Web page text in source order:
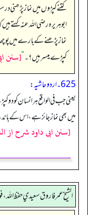
کتنے کپڑوں میں نماز
ابوہریرہ رضی اللہ عنہ کہتے
نماز پڑھنے کے بارے میں
کپڑے میسر ہیں؟۔‏‏‏‏“[سنن
625۔ اردو حاشیہ:
یعنی جب فی الواقع ہر انسان کو
میں بھی نماز جائز ہے، اس کے
[سنن ابی داود شرح از
الشيخ عمر فاروق سعيدي حفظ الله،